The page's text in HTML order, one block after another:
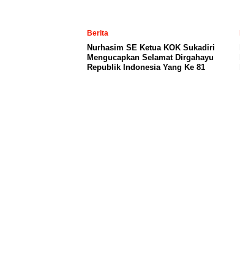
Berita
Nurhasim SE Ketua KOK Sukadiri
Mengucapkan Selamat Dirgahayu
Republik Indonesia Yang Ke 81